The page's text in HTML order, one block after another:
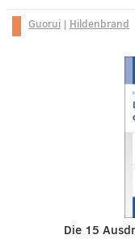
Guorui| Hildenbrand
Die 15